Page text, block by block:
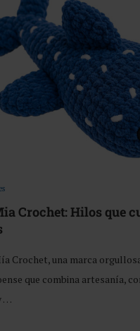
Crochet: Hilos que
Crochet, una marca
que combina artesanía,
…